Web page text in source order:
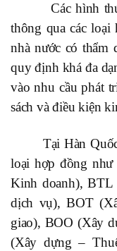
Các hình thức
thông qua các loại
nhà nước có thẩm
quy định khá đa
vào nhu cầu phát
sách và điều kiện
Tại Hàn Quốc,
loại hợp đồng
Kinh doanh), BTL
dịch vụ), BOT
giao), BOO (Xây
(Xây dựng –